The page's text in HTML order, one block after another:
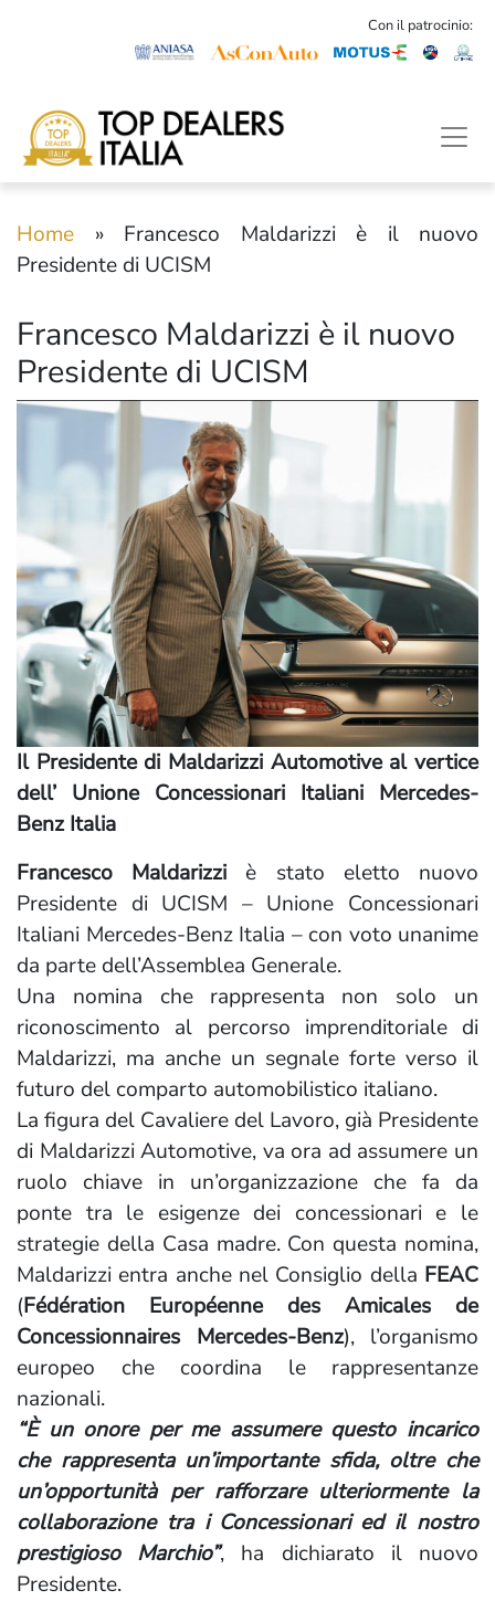
Con il patrocinio:
Home » Francesco Maldarizzi è il nuovo
Presidente di UCISM
Francesco Maldarizzi è il nuovo
Presidente di UCISM
Il Presidente di Maldarizzi Automotive al vertice
dell’ Unione Concessionari Italiani Mercedes-
Benz Italia
Francesco Maldarizzi è stato eletto nuovo
Presidente di UCISM – Unione Concessionari
Italiani Mercedes-Benz Italia – con voto unanime
da parte dell’Assemblea Generale.
Una nomina che rappresenta non solo un
riconoscimento al percorso imprenditoriale di
Maldarizzi, ma anche un segnale forte verso il
futuro del comparto automobilistico italiano.
La figura del Cavaliere del Lavoro, già Presidente
di Maldarizzi Automotive, va ora ad assumere un
ruolo chiave in un’organizzazione che fa da
ponte tra le esigenze dei concessionari e le
strategie della Casa madre. Con questa nomina,
Maldarizzi entra anche nel Consiglio della FEAC
(Fédération Européenne des Amicales de
Concessionnaires Mercedes-Benz), l’organismo
europeo che coordina le rappresentanze
nazionali.
“È un onore per me assumere questo incarico
che rappresenta un’importante sfida, oltre che
un’opportunità per rafforzare ulteriormente la
collaborazione tra i Concessionari ed il nostro
prestigioso Marchio”, ha dichiarato il nuovo
Presidente.